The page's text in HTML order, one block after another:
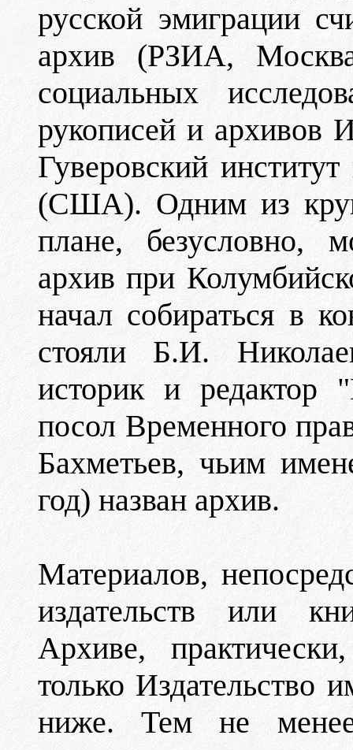
русской эмиграции
архив (РЗИА,
социальных
рукописей и архивов
Гуверовский
(США). Одним из
плане, безусловно,
архив при
начал собираться в
стояли Б.И.
историк и
посол Временного
Бахметьев, чьим
год) назван архив.
Материалов,
издательств или
Архиве,
только Издательство
ниже. Тем не менее,